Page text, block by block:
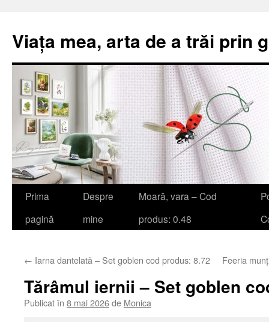
Viața mea, arta de a trăi prin
Sari
Prima
pagină
Despre
mine
Moară, vara – Cod
produs: 0.48
← Iarna dantelată – Set goblen cod produs: 8.72 Feeria
Tărâmul iernii – Set goblen
Publicat în 8 mai 2026de Monica